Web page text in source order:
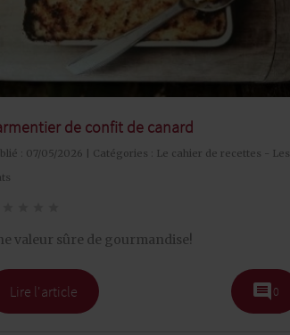
de confit de canard
: 07/05/2026 | Catégories : Le cahier de recettes - Les
valeur sûre de gourmandise!
Lire l'article comment 0